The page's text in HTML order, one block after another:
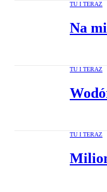
TU I TERAZ
Na
TU I TERAZ
TU I TERAZ